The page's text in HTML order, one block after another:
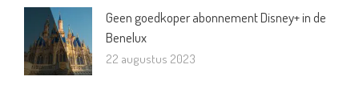
Geen goedkoper abonnement Disney+ in de
Benelux
22 augustus 2023